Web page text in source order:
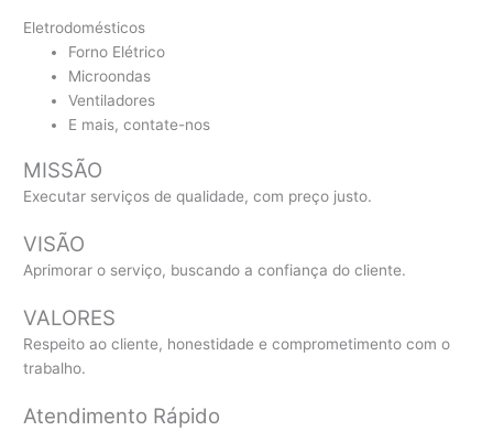
Eletrodomésticos
Forno Elétrico
Microondas
Ventiladores
E mais, contate-nos
MISSÃO
Executar serviços de qualidade, com preço justo.
VISÃO
Aprimorar o serviço, buscando a confiança do cliente.
VALORES
Respeito ao cliente, honestidade e comprometimento com o
trabalho.
Atendimento Rápido